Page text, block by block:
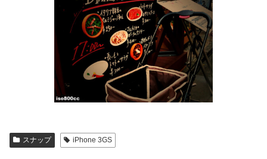
スナップ iPhone 3GS